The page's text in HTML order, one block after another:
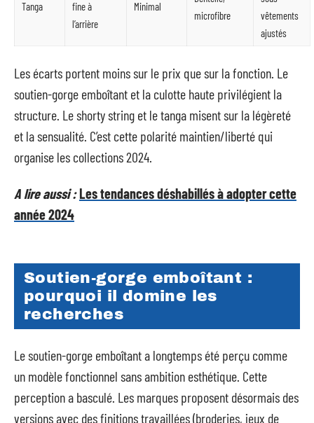
Tanga
fine à
l’arrière
Minimal
microfibre
vêtements
ajustés
Les écarts portent moins sur le prix que sur la fonction. Le
soutien-gorge emboîtant et la culotte haute privilégient la
structure. Le shorty string et le tanga misent sur la légèreté
et la sensualité. C’est cette polarité maintien/liberté qui
organise les collections 2024.
A lire aussi :Les tendances déshabillés à adopter cette
année 2024
Soutien-gorge emboîtant :
pourquoi il domine les
recherches
Le soutien-gorge emboîtant a longtemps été perçu comme
un modèle fonctionnel sans ambition esthétique. Cette
perception a basculé. Les marques proposent désormais des
versions avec des finitions travaillées (broderies, jeux de